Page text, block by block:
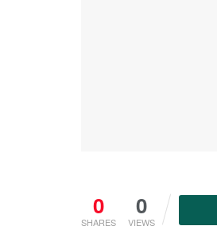
0
SHARES
0
VIEWS